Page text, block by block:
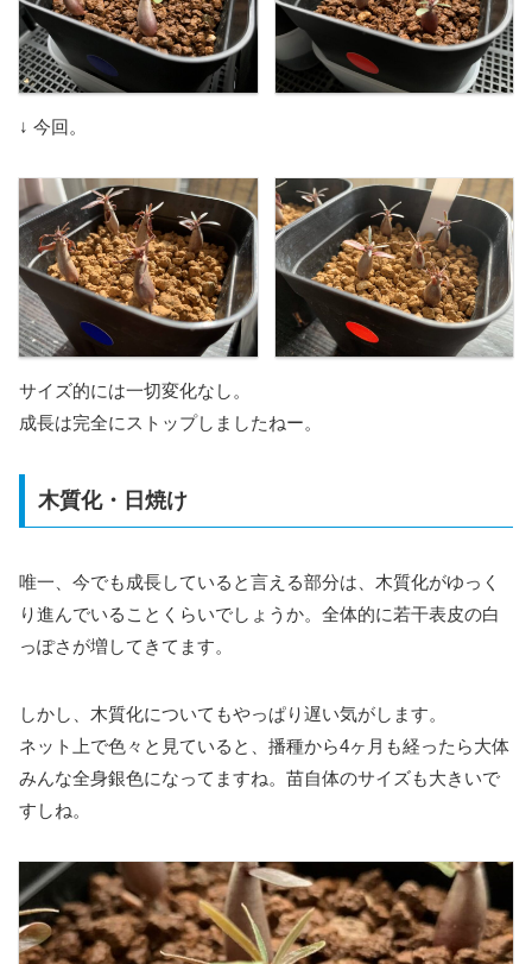
↓ 今回。
サイズ的には一切変化なし。
成長は完全にストップしましたねー。
木質化・日焼け
唯一、今でも成長していると言える部分は、木質化がゆっく
り進んでいることくらいでしょうか。全体的に若干表皮の白
っぽさが増してきてます。
しかし、木質化についてもやっぱり遅い気がします。
ネット上で色々と見ていると、播種から4ヶ月も経ったら大体
みんな全身銀色になってますね。苗自体のサイズも大きいで
すしね。